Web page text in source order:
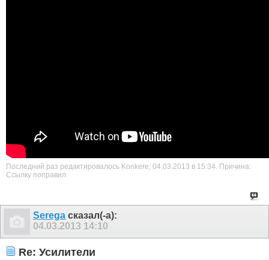
Последний раз редактировалось Konkere; 04.03.2013 в 15:34. Причина:
Ссылку поправил
Serega сказал(-а):
04.03.2013 14:10
Re: Усилители